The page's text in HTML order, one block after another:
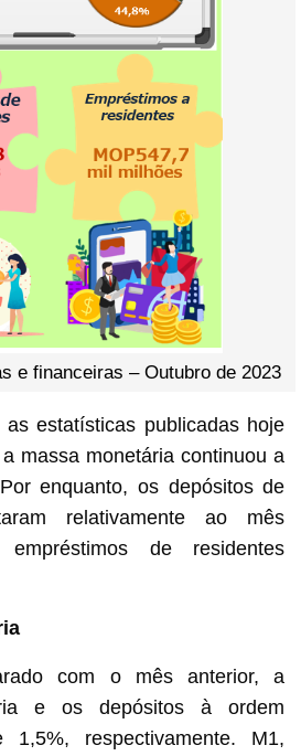
e financeiras – Outubro de 2023
estatísticas publicadas hoje
massa monetária continuou a
enquanto, os depósitos de
relativamente ao mês
de residentes
com o mês anterior, a
e os depósitos à ordem
1,5%, respectivamente. M1,